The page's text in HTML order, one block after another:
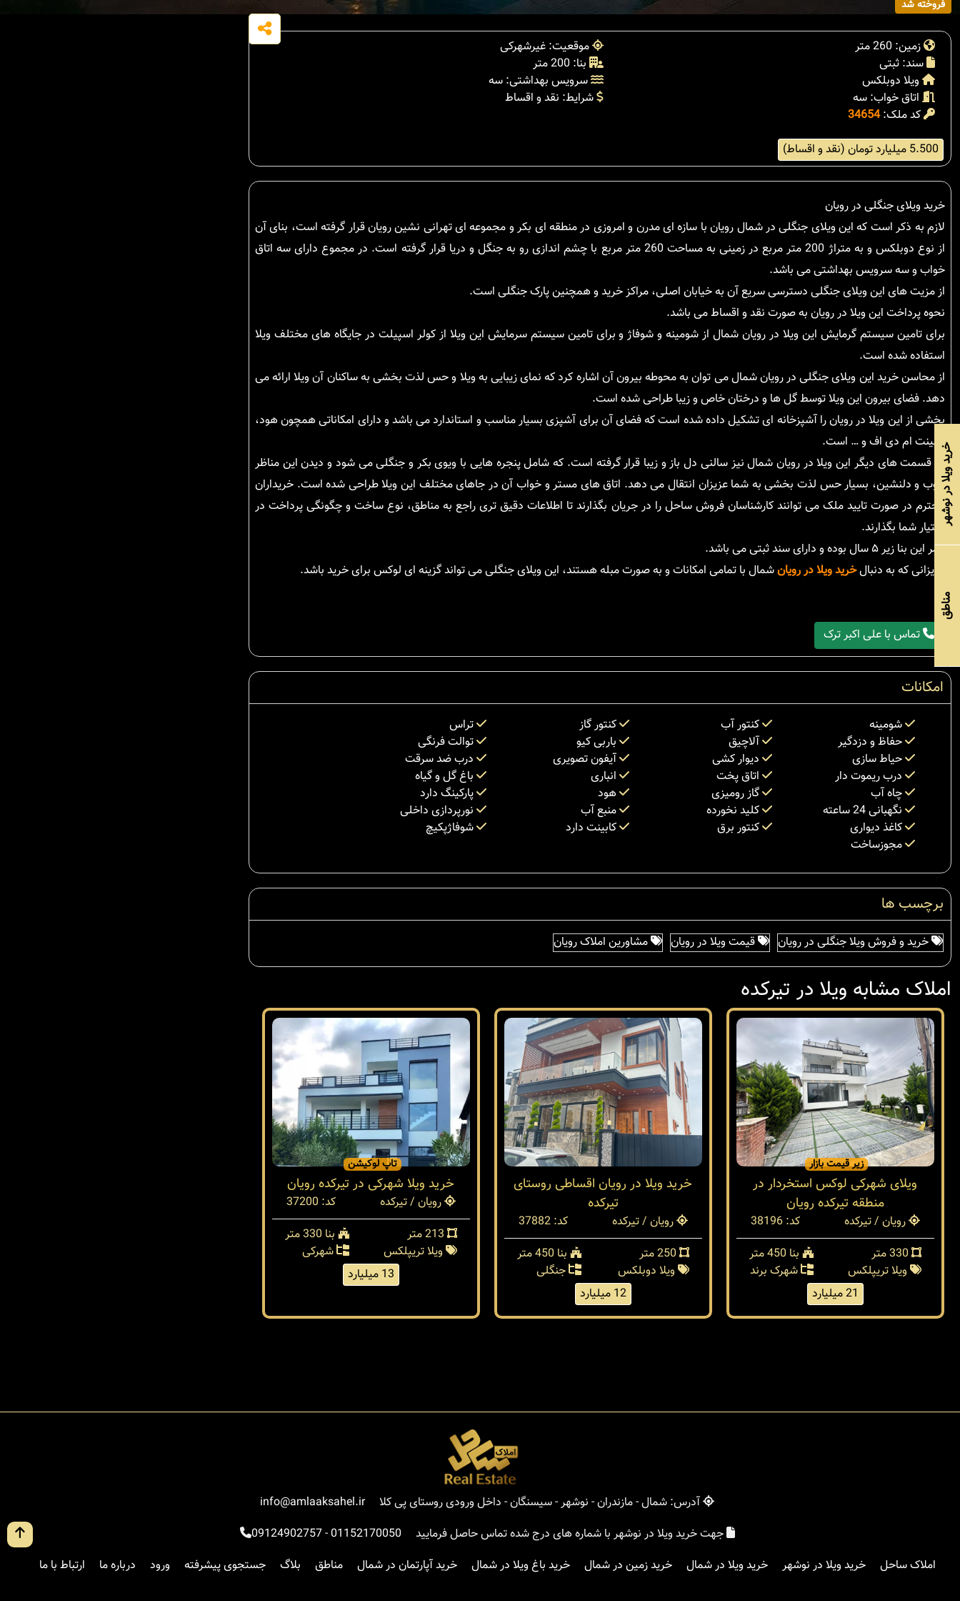
فروخته شد
زمین: 260 متر
موقعیت: غیرشهرکی
سند: ثبتی
بنا: 200 متر
ویلا دوبلکس
سرویس بهداشتی: سه
اتاق خواب: سه
شرایط: نقد و اقساط
کد ملک:34654
5.500 میلیارد تومان (نقد و اقساط)
خرید ویلای جنگلی در رویان
لازم به ذکر است که این ویلای جنگلی در شمال رویان با سازه ای مدرن و امروزی در منطقه ای بکر و مجموعه ای تهرانی نشین رویان قرار گرفته است، بنای آن
از نوع دوبلکس و به متراژ 200 متر مربع در زمینی به مساحت 260 متر مربع با چشم اندازی رو به جنگل و دریا قرار گرفته است. در مجموع دارای سه اتاق
خواب و سه سرویس بهداشتی می باشد.
از مزیت های این ویلای جنگلی دسترسی سریع آن به خیابان اصلی، مراکز خرید و همچنین پارک جنگلی است.
نحوه پرداخت این ویلا در رویان به صورت نقد و اقساط می باشد.
برای تامین سیستم گرمایش این ویلا در رویان شمال از شومینه و شوفاژ و برای تامین سیستم سرمایش این ویلا از کولر اسپیلت در جایگاه های مختلف ویلا
استفاده شده است.
از محاسن خرید این ویلای جنگلی در رویان شمال می توان به محوطه بیرون آن اشاره کرد که نمای زیبایی به ویلا و حس لذت بخشی به ساکنان آن ویلا ارائه می
دهد. فضای بیرون این ویلا توسط گل ها و درختان خاص و زیبا طراحی شده است.
بخشی از این ویلا در رویان را آشپزخانه ای تشکیل داده شده است که فضای آن برای آشپزی بسیار مناسب و استاندارد می باشد و دارای امکاناتی همچون هود،
کابینت ام دی اف و … است.
در قسمت های دیگر این ویلا در رویان شمال نیز سالنی دل باز و زیبا قرار گرفته است. که شامل پنجره هایی با ویوی بکر و جنگلی می شود و دیدن این مناظر
خوب و دلنشین، بسیار حس لذت بخشی به شما عزیزان انتقال می دهد. اتاق های مستر و خواب آن در جاهای مختلف این ویلا طراحی شده است. خریداران
محترم در صورت تایید ملک می توانند کارشناسان فروش ساحل را در جریان بگذارند تا اطلاعات دقیق تری راجع به مناطق، نوع ساخت و چگونگی پرداخت در
اختیار شما بگذارند.
عمر این بنا زیر ۵ سال بوده و دارای سند ثبتی می باشد.
عزیزانی که به دنبالخرید ویلا در رویانشمال با تمامی امکانات و به صورت مبله هستند، این ویلای جنگلی می تواند گزینه ای لوکس برای خرید باشد.
تماس با علی اکبر ترک
امکانات
شومینه کنتور آب کنتور گاز
تراس
حفاظ و دزدگیر
آلاچیق باربی کیو
توالت فرنگی
حیاط سازی
دیوار کشی آیفون تصویری
درب ضد سرقت
درب ریموت دار
اتاق پخت انباری
باغ گل و گیاه
چاه آب
گاز رومیزی هود
پارکینگ دارد
نگهبانی 24 ساعته
کلید نخورده منبع آب
نورپردازی داخلی
کاغذ دیواری
کنتور برق کابینت دارد
شوفاژپکیچ
مجوزساخت
برچسب ها
خرید و فروش ویلا جنگلی در رویان قیمت ویلا در رویان مشاورین املاک رویان
املاک مشابه ویلا در تیرکده
زیر قیمت بازار
ویلای شهرکی لوکس استخردار در
منطقه تیرکده رویان
رویان / تیرکده
کد: 38196
بنا 450 متر
ویلا تریپلکس
شهرک برند
21 میلیارد
خرید ویلا در رویان اقساطی روستای
تیرکده
رویان / تیرکده
کد: 37882
بنا 450 متر
ویلا دوبلکس
جنگلی
12 میلیارد
تاپ لوکیشن
خرید ویلا شهرکی در تیرکده رویان
رویان / تیرکده
کد: 37200
بنا 330 متر
ویلا تریپلکس
شهرکی
13 میلیارد
آدرس: شمال - مازندران - نوشهر - سیسنگان - داخل ورودی روستای پی کلا
info@amlaaksahel.ir
جهت خرید ویلا در نوشهر با شماره های درج شده تماس حاصل فرمایید
01152170050
-
09124902757
املاک ساحل
خرید ویلا در نوشهر خرید ویلا در شمال خرید زمین در شمال خرید باغ ویلا در شمال خرید آپارتمان در شمال مناطق بلاگ جستجوی پیشرفته ورود درباره ما ارتباط با ما
خرید ویلا در نوشهر
مناطق